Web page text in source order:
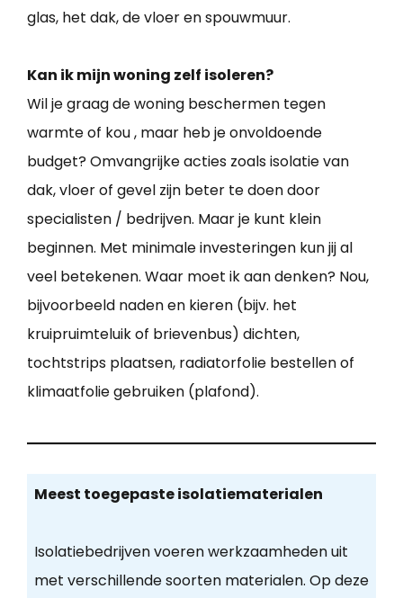
glas, het dak, de vloer en spouwmuur.
Kan ik mijn woning zelf isoleren?
Wil je graag de woning beschermen tegen
warmte of kou , maar heb je onvoldoende
budget? Omvangrijke acties zoals isolatie van
dak, vloer of gevel zijn beter te doen door
specialisten / bedrijven. Maar je kunt klein
beginnen. Met minimale investeringen kun jij al
veel betekenen. Waar moet ik aan denken? Nou,
bijvoorbeeld naden en kieren (bijv. het
kruipruimteluik of brievenbus) dichten,
tochtstrips plaatsen, radiatorfolie bestellen of
klimaatfolie gebruiken (plafond).
Meest toegepaste isolatiematerialen
Isolatiebedrijven voeren werkzaamheden uit
met verschillende soorten materialen. Op deze